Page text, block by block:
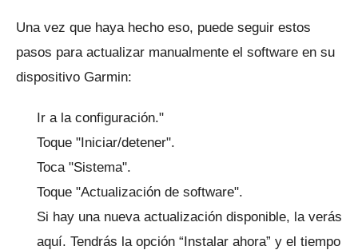
Una vez que haya hecho eso, puede seguir estos
pasos para actualizar manualmente el software en su
dispositivo Garmin:
Ir a la configuración."
Toque "Iniciar/detener".
Toca "Sistema".
Toque "Actualización de software".
Si hay una nueva actualización disponible, la verás
aquí. Tendrás la opción “Instalar ahora” y el tiempo